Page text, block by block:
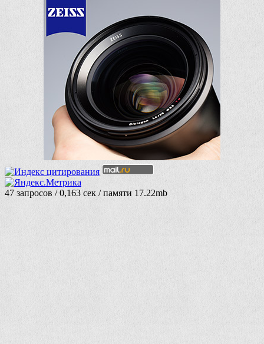
47 запросов / 0,163 сек / памяти 17.22mb